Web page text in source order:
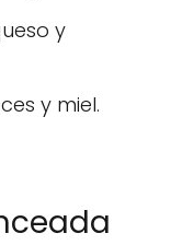
y
y miel.